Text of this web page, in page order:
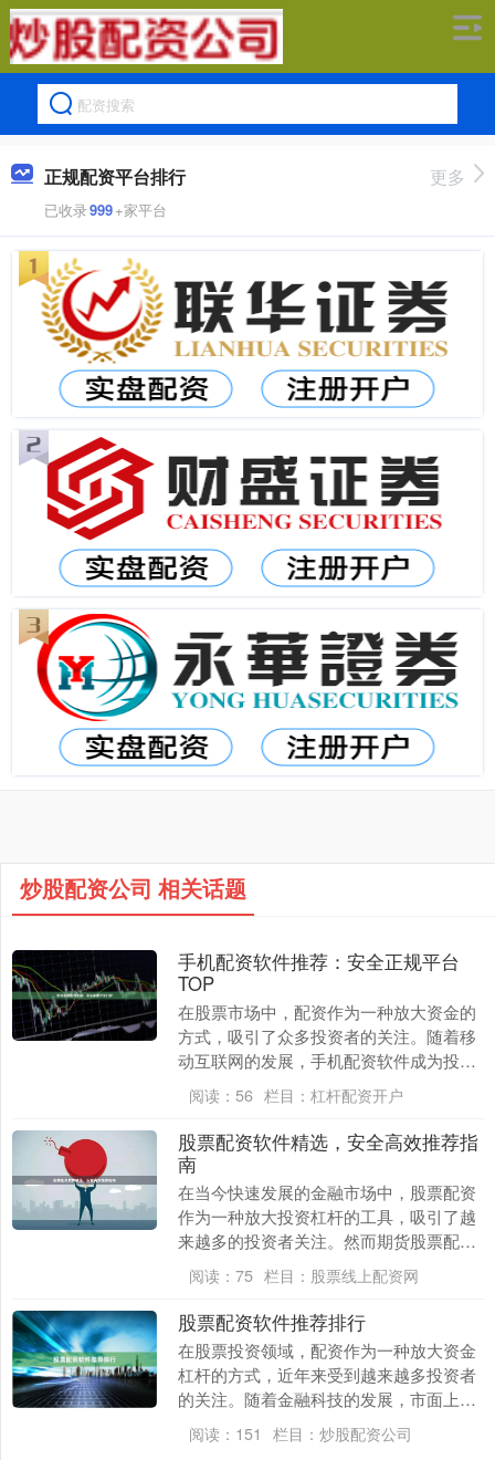
正规配资平台排行
已收录999+家平台
更多
炒股配资公司 相关话题
手机配资软件推荐：安全正规平台
TOP
在股票市场中，配资作为一种放大资金的
方式，吸引了众多投资者的关注。随着移
动互联网的发展，手机配资软件成为投资
者便捷操作的首选工具。然而，市场上配
资平台鱼龙混杂壹....
阅读： 56 栏目： 杠杆配资开户
股票配资软件精选，安全高效推荐指
南
在当今快速发展的金融市场中，股票配资
作为一种放大投资杠杆的工具，吸引了越
来越多的投资者关注。然而期货股票配
资，面对市场上琳琅满目的配资软件，如
何选择一款既安全又....
阅读： 75 栏目： 股票线上配资网
股票配资软件推荐排行
在股票投资领域，配资作为一种放大资金
杠杆的方式，近年来受到越来越多投资者
的关注。随着金融科技的发展，市面上出
现了众多股票配资软件，功能、安全性和
用户体验参差不齐....
阅读： 151 栏目： 炒股配资公司